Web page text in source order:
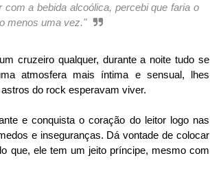
a bebida alcoólica, percebi que faria o
menos uma vez."
cruzeiro qualquer, durante a noite tudo se
atmosfera mais íntima e sensual, lhes
do rock esperavam viver.
e conquista o coração do leitor logo nas
e inseguranças. Dá vontade de colocar
que, ele tem um jeito príncipe, mesmo com